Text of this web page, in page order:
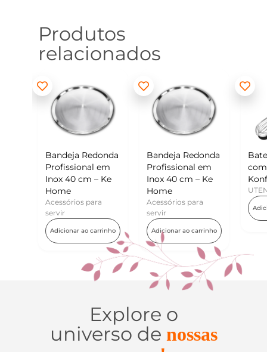
Produtos
relacionados
Redonda
ao carrinho
Bandeja Redonda
Profissional em
Inox 40 cm – Ke
Acessórios para
Adicionar ao carrinho
Batedor de Ovos
com Raspador –
Konfektt
Adicionar ao carrinho
Explore o
universo de nossas